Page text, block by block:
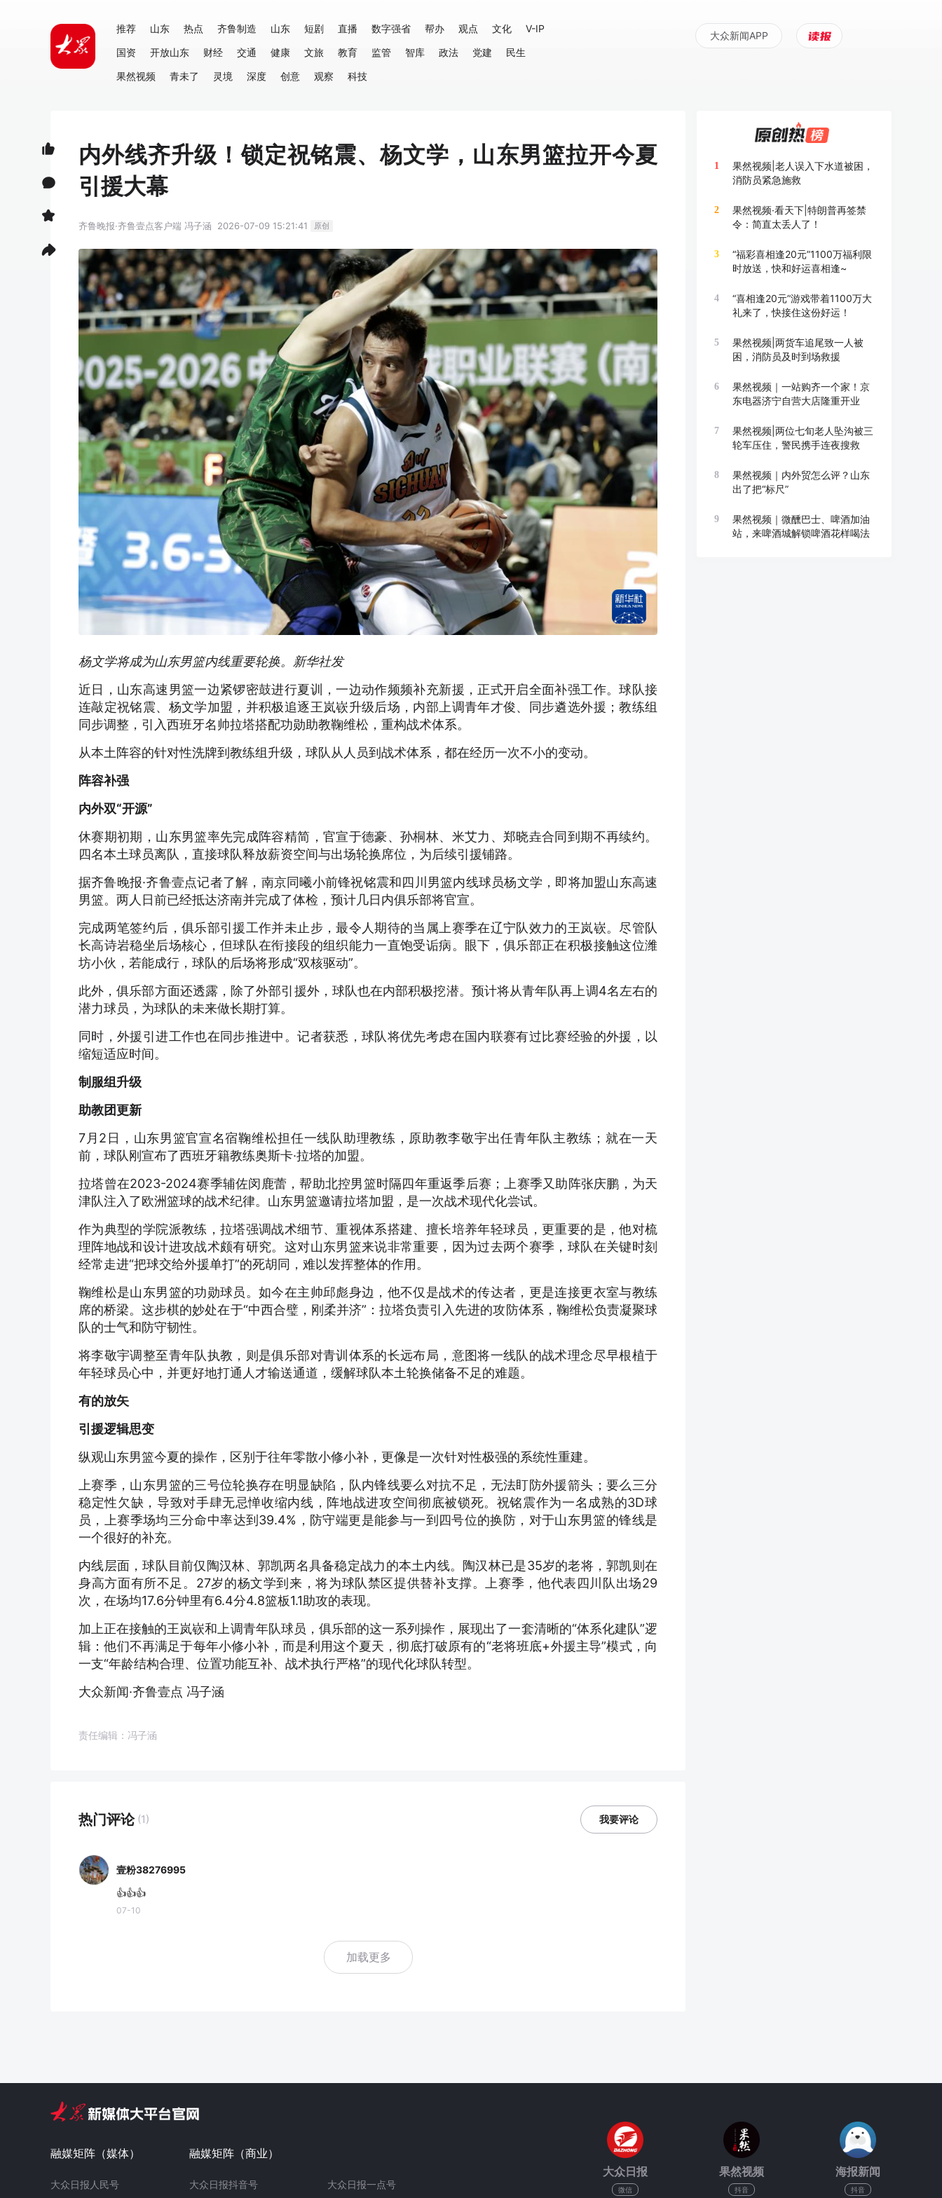
推荐 山东 热点 齐鲁制造 山东 短剧 直播 数字强省 帮办 观点 文化
V-IP
国资
开放山东 财经 交通 健康 文旅 教育 监管 智库 政法 党建
民生
果然视频
青未了 灵境 深度 创意 观察 科技
大众新闻APP
内外线齐升级！锁定祝铭震、杨文学，山东男篮拉开今夏
引援大幕
齐鲁晚报·齐鲁壹点客户端 冯子涵 2026-07-09 15:21:41 原创
杨文学将成为山东男篮内线重要轮换。新华社发
近日，山东高速男篮一边紧锣密鼓进行夏训，一边动作频频补充新援，正式开启全面补强工作。球队接
连敲定祝铭震、杨文学加盟，并积极追逐王岚嵚升级后场，内部上调青年才俊、同步遴选外援；教练组
同步调整，引入西班牙名帅拉塔搭配功勋助教鞠维松，重构战术体系。
从本土阵容的针对性洗牌到教练组升级，球队从人员到战术体系，都在经历一次不小的变动。
阵容补强
内外双“开源”
休赛期初期，山东男篮率先完成阵容精简，官宣于德豪、孙桐林、米艾力、郑晓垚合同到期不再续约。
四名本土球员离队，直接球队释放薪资空间与出场轮换席位，为后续引援铺路。
据齐鲁晚报·齐鲁壹点记者了解，南京同曦小前锋祝铭震和四川男篮内线球员杨文学，即将加盟山东高速
男篮。两人日前已经抵达济南并完成了体检，预计几日内俱乐部将官宣。
完成两笔签约后，俱乐部引援工作并未止步，最令人期待的当属上赛季在辽宁队效力的王岚嵚。尽管队
长高诗岩稳坐后场核心，但球队在衔接段的组织能力一直饱受诟病。眼下，俱乐部正在积极接触这位潍
坊小伙，若能成行，球队的后场将形成“双核驱动”。
此外，俱乐部方面还透露，除了外部引援外，球队也在内部积极挖潜。预计将从青年队再上调4名左右的
潜力球员，为球队的未来做长期打算。
同时，外援引进工作也在同步推进中。记者获悉，球队将优先考虑在国内联赛有过比赛经验的外援，以
缩短适应时间。
制服组升级
助教团更新
7月2日，山东男篮官宣名宿鞠维松担任一线队助理教练，原助教李敬宇出任青年队主教练；就在一天
前，球队刚宣布了西班牙籍教练奥斯卡·拉塔的加盟。
拉塔曾在2023-2024赛季辅佐闵鹿蕾，帮助北控男篮时隔四年重返季后赛；上赛季又助阵张庆鹏，为天
津队注入了欧洲篮球的战术纪律。山东男篮邀请拉塔加盟，是一次战术现代化尝试。
作为典型的学院派教练，拉塔强调战术细节、重视体系搭建、擅长培养年轻球员，更重要的是，他对梳
理阵地战和设计进攻战术颇有研究。这对山东男篮来说非常重要，因为过去两个赛季，球队在关键时刻
经常走进“把球交给外援单打”的死胡同，难以发挥整体的作用。
鞠维松是山东男篮的功勋球员。如今在主帅邱彪身边，他不仅是战术的传达者，更是连接更衣室与教练
席的桥梁。这步棋的妙处在于“中西合璧，刚柔并济”：拉塔负责引入先进的攻防体系，鞠维松负责凝聚球
队的士气和防守韧性。
将李敬宇调整至青年队执教，则是俱乐部对青训体系的长远布局，意图将一线队的战术理念尽早根植于
年轻球员心中，并更好地打通人才输送通道，缓解球队本土轮换储备不足的难题。
有的放矢
引援逻辑思变
纵观山东男篮今夏的操作，区别于往年零散小修小补，更像是一次针对性极强的系统性重建。
上赛季，山东男篮的三号位轮换存在明显缺陷，队内锋线要么对抗不足，无法盯防外援箭头；要么三分
稳定性欠缺，导致对手肆无忌惮收缩内线，阵地战进攻空间彻底被锁死。祝铭震作为一名成熟的3D球
员，上赛季场均三分命中率达到39.4%，防守端更是能参与一到四号位的换防，对于山东男篮的锋线是
一个很好的补充。
内线层面，球队目前仅陶汉林、郭凯两名具备稳定战力的本土内线。陶汉林已是35岁的老将，郭凯则在
身高方面有所不足。27岁的杨文学到来，将为球队禁区提供替补支撑。上赛季，他代表四川队出场29
次，在场均17.6分钟里有6.4分4.8篮板1.1助攻的表现。
加上正在接触的王岚嵚和上调青年队球员，俱乐部的这一系列操作，展现出了一套清晰的“体系化建队”逻
辑：他们不再满足于每年小修小补，而是利用这个夏天，彻底打破原有的“老将班底+外援主导”模式，向
一支“年龄结构合理、位置功能互补、战术执行严格”的现代化球队转型。
大众新闻·齐鲁壹点 冯子涵
责任编辑：冯子涵
热门评论 (1) 我要评论
壹粉38276995
👍👍👍
07-10
加载更多
1
果然视频|老人误入下水道被困，
消防员紧急施救
2
果然视频·看天下|特朗普再签禁
令：简直太丢人了！
3
“福彩喜相逢20元”1100万福利限
时放送，快和好运喜相逢~
4
“喜相逢20元”游戏带着1100万大
礼来了，快接住这份好运！
5
果然视频|两货车追尾致一人被
困，消防员及时到场救援
6
果然视频｜一站购齐一个家！京
东电器济宁自营大店隆重开业
7
果然视频|两位七旬老人坠沟被三
轮车压住，警民携手连夜搜救
8
果然视频｜内外贸怎么评？山东
出了把“标尺”
9
果然视频｜微醺巴士、啤酒加油
站，来啤酒城解锁啤酒花样喝法
融媒矩阵（媒体）
大众日报人民号
融媒矩阵（商业）
大众日报抖音号 大众日报一点号
大众日报
微信
果然视频
抖音
海报新闻
抖音